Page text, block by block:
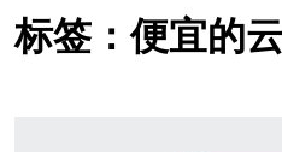
标签：便宜的